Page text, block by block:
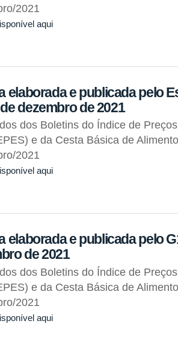
2021
aqui
elaborada e publicada pelo
dezembro de 2021
dos Boletins do Índice de
e da Cesta Básica de
2021
aqui
elaborada e publicada pelo
de 2021
dos Boletins do Índice de
e da Cesta Básica de
2021
aqui